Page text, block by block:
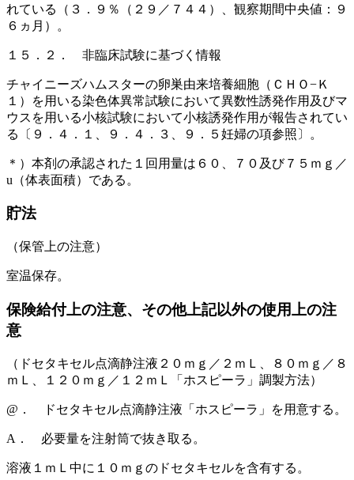
れている（３．９％（２９／７４４）、観察期間中央値：９
６ヵ月）。
１５．２． 非臨床試験に基づく情報
チャイニーズハムスターの卵巣由来培養細胞（ＣＨＯ−Ｋ
１）を用いる染色体異常試験において異数性誘発作用及びマ
ウスを用いる小核試験において小核誘発作用が報告されてい
る〔９．４．１、９．４．３、９．５妊婦の項参照〕。
＊）本剤の承認された１回用量は６０、７０及び７５ｍｇ／
u（体表面積）である。
貯法
（保管上の注意）
室温保存。
保険給付上の注意、その他上記以外の使用上の注
意
（ドセタキセル点滴静注液２０ｍｇ／２ｍＬ、８０ｍｇ／８
ｍＬ、１２０ｍｇ／１２ｍＬ「ホスピーラ」調製方法）
@． ドセタキセル点滴静注液「ホスピーラ」を用意する。
A． 必要量を注射筒で抜き取る。
溶液１ｍＬ中に１０ｍｇのドセタキセルを含有する。